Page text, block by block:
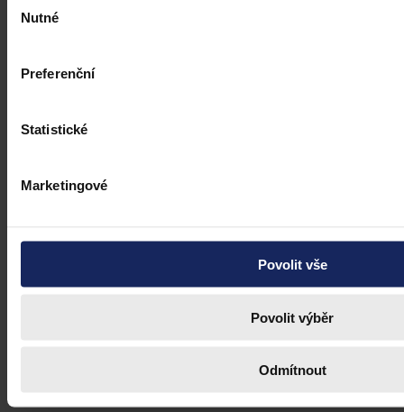
souhlasu
Nutné
Preferenční
Statistické
Marketingové
Povolit vše
Povolit výběr
Odmítnout
Kdy je možné sáhnout po jinak